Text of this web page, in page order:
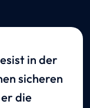
in der
sicheren
die